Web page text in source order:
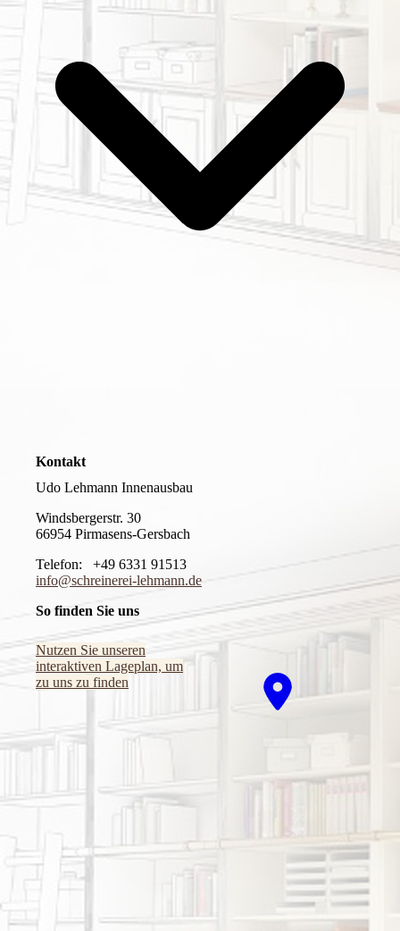
Kontakt
Udo Lehmann Innenausbau
Windsbergerstr. 30
66954 Pirmasens-Gersbach
Telefon: +49 6331 91513
info@schreinerei-lehmann.de
So finden Sie uns
Nutzen Sie unseren
interaktiven La­ge­plan, um
zu uns zu finden